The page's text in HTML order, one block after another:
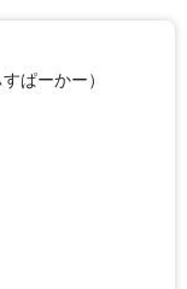
ぱーかー）